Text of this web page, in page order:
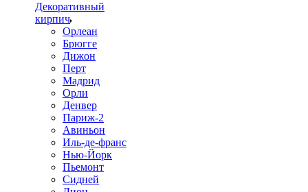
Декоративный
кирпич
Орлеан
Брюгге
Дижон
Перт
Мадрид
Орли
Денвер
Париж-2
Авиньон
Иль-де-франс
Нью-Йорк
Пьемонт
Сидней